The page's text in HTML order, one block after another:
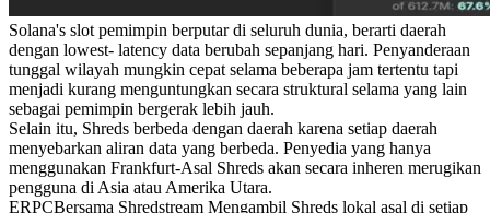
Solana's slot pemimpin berputar di seluruh dunia, berarti daerah
dengan lowest- latency data berubah sepanjang hari. Penyanderaan
tunggal wilayah mungkin cepat selama beberapa jam tertentu tapi
menjadi kurang menguntungkan secara struktural selama yang lain
sebagai pemimpin bergerak lebih jauh.
Selain itu, Shreds berbeda dengan daerah karena setiap daerah
menyebarkan aliran data yang berbeda. Penyedia yang hanya
menggunakan Frankfurt-Asal Shreds akan secara inheren merugikan
pengguna di Asia atau Amerika Utara.
ERPCBersama Shredstream Mengambil Shreds lokal asal di setiap